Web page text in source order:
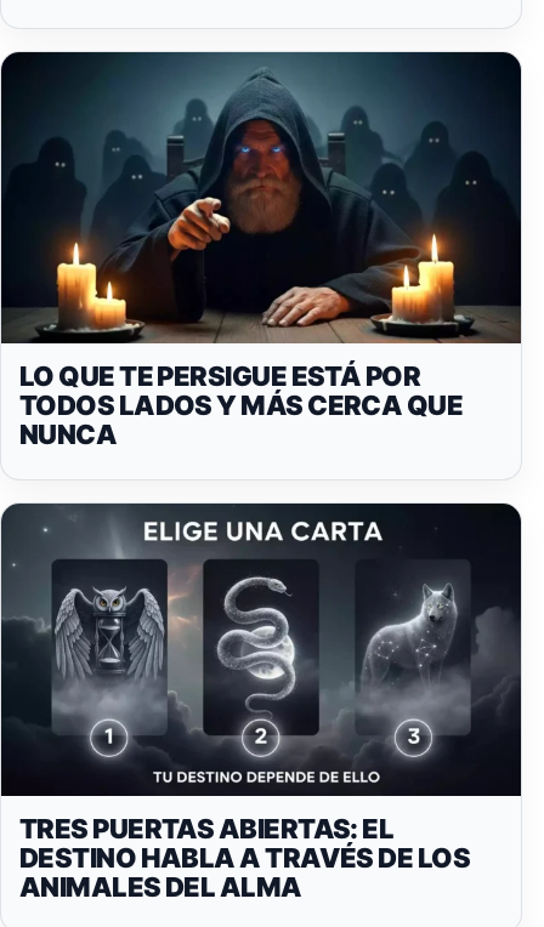
LO QUE TE PERSIGUE ESTÁ POR
TODOS LADOS Y MÁS CERCA QUE
NUNCA
TRES PUERTAS ABIERTAS: EL
DESTINO HABLA A TRAVÉS DE LOS
ANIMALES DEL ALMA